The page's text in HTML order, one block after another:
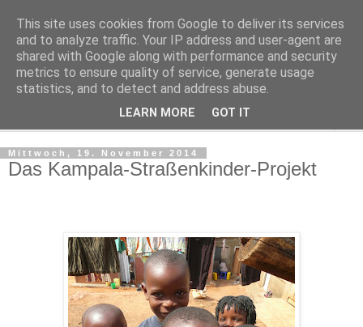
Regensburger Tagebuch
Notizen aus der nördlichsten Stadt Italiens
Mittwoch, 19. November 2014
Das Kampala-Straßenkinder-Projekt
This site uses cookies from Google to deliver its services
and to analyze traffic. Your IP address and user-agent are
shared with Google along with performance and security
metrics to ensure quality of service, generate usage
statistics, and to detect and address abuse.
LEARN MORE GOT IT